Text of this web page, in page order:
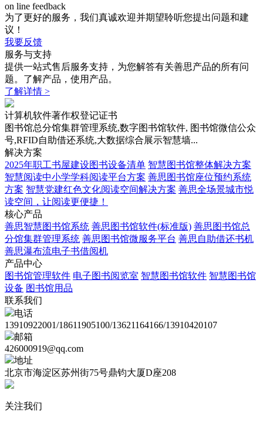
on line feedback
为了更好的服务，我们真诚欢迎并期望聆听您提出问题和建
议！
我要反馈
服务与支持
提供一站式售后服务支持，为您解答有关善思产品的所有问
题。了解产品，使用产品。
了解详情 >
计算机软件著作权登记证书
图书馆总分馆集群管理系统,数字图书馆软件, 图书馆微信公众
号,RFID自助借还系统,大数据综合展示智慧墙...
解决方案
2025年职工书屋建设图书设备清单 智慧图书馆整体解决方案
智慧阅读中小学学科阅读平台方案 善思图书馆座位预约系统
方案 智慧党建红色文化阅读空间解决方案 善思全场景城市悦
读空间，让阅读更便捷！
核心产品
善思智慧图书馆系统 善思图书馆软件(标准版) 善思图书馆总
分馆集群管理系统 善思图书馆微服务平台 善思自助借还书机
善思瀑布流电子书借阅机
产品中心
图书馆管理软件 电子图书阅览室 智慧图书馆软件 智慧图书馆
设备 图书馆用品
联系我们
电话
13910922001/18611905100/13621164166/13910420107
邮箱
426000919@qq.com
地址
北京市海淀区苏州街75号鼎钧大厦D座208
关注我们